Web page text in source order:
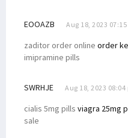
EOOAZB Aug 18, 2023
zaditor order online order
imipramine pills
SWRHJE Aug 18, 2023 08:04
cialis 5mg pills viagra 25mg
sale